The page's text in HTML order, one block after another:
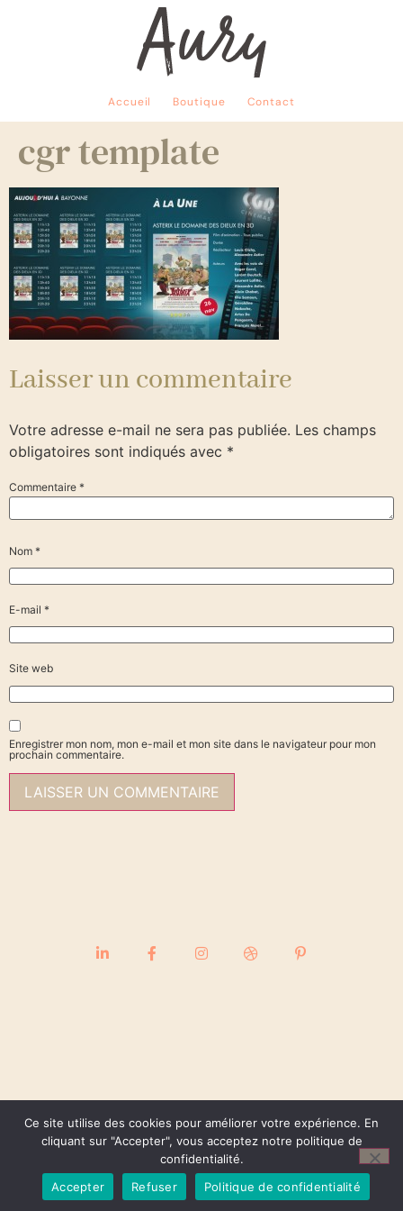
Accueil Boutique Contact
cgr template
Laisser un commentaire
Votre adresse e-mail ne sera pas publiée. Les champs
obligatoires sont indiqués avec *
Commentaire *
Nom *
E-mail *
Site web
Enregistrer mon nom, mon e-mail et mon site dans le navigateur pour mon
prochain commentaire.
Ce site utilise des cookies pour améliorer votre expérience. En
cliquant sur "Accepter", vous acceptez notre politique de
confidentialité.
Accepter
Refuser Politique de confidentialité